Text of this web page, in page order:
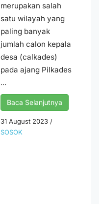
merupakan salah
satu wilayah yang
paling banyak
jumlah calon kepala
desa (calkades)
pada ajang Pilkades
...
Baca Selanjutnya
31 August 2023 /
SOSOK